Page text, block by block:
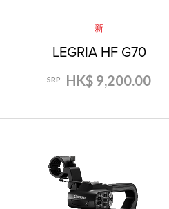
新
LEGRIA HF G70
SRP HK$ 9,200.00